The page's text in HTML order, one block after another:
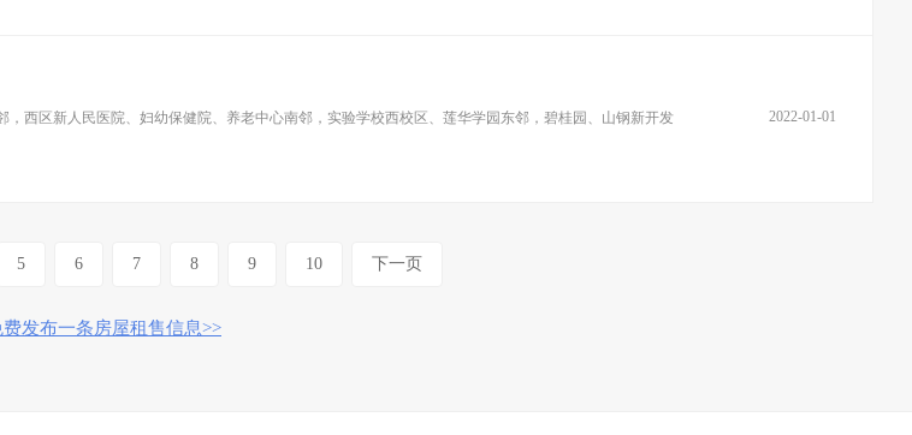
2022-01-01
西区新人民医院、妇幼保健院、养老中心南邻，实验学校西校区、莲华学园东邻，碧桂园、山钢新开发
5 6 7 8 9 10 下一页
费发布一条房屋租售信息>>